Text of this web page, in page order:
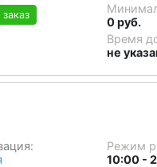
0 руб.
Время
не
Режим
10:00 -